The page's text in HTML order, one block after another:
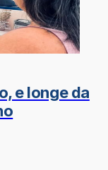
e longe da